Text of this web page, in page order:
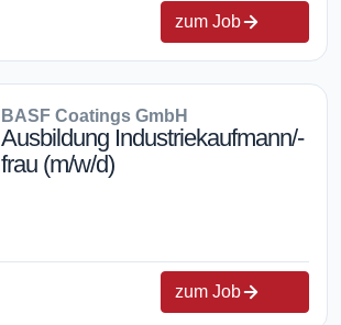
zum Job
BASF Coatings GmbH
Ausbildung Industriekaufmann/-
frau (m/w/d)
zum Job